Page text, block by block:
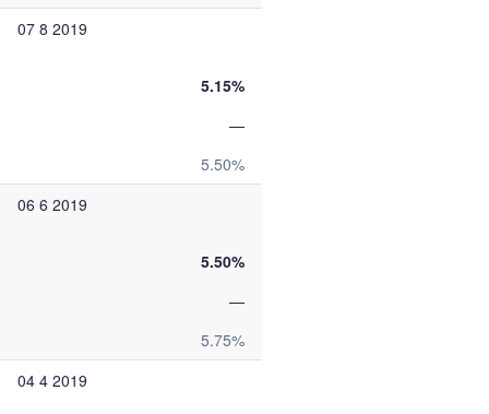
07 8 2019
5.15%
—
5.50%
06 6 2019
5.50%
—
5.75%
04 4 2019